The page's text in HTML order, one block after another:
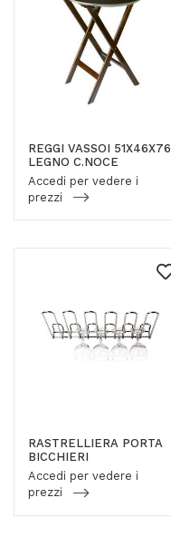
REGGI VASSOI 51X46X76
LEGNO C.NOCE
Accedi per vedere i
prezzi
RASTRELLIERA PORTA
BICCHIERI
Accedi per vedere i
prezzi